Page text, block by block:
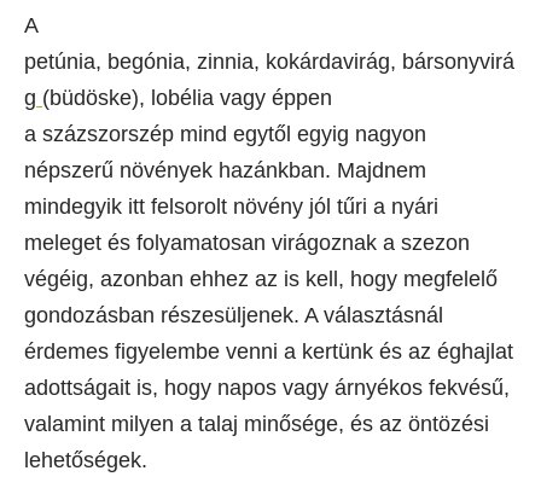
A
petúnia, begónia, zinnia, kokárdavirág, bársonyvirá
g (büdöske), lobélia vagy éppen
a százszorszép mind egytől egyig nagyon
népszerű növények hazánkban. Majdnem
mindegyik itt felsorolt növény jól tűri a nyári
meleget és folyamatosan virágoznak a szezon
végéig, azonban ehhez az is kell, hogy megfelelő
gondozásban részesüljenek. A választásnál
érdemes figyelembe venni a kertünk és az éghajlat
adottságait is, hogy napos vagy árnyékos fekvésű,
valamint milyen a talaj minősége, és az öntözési
lehetőségek.